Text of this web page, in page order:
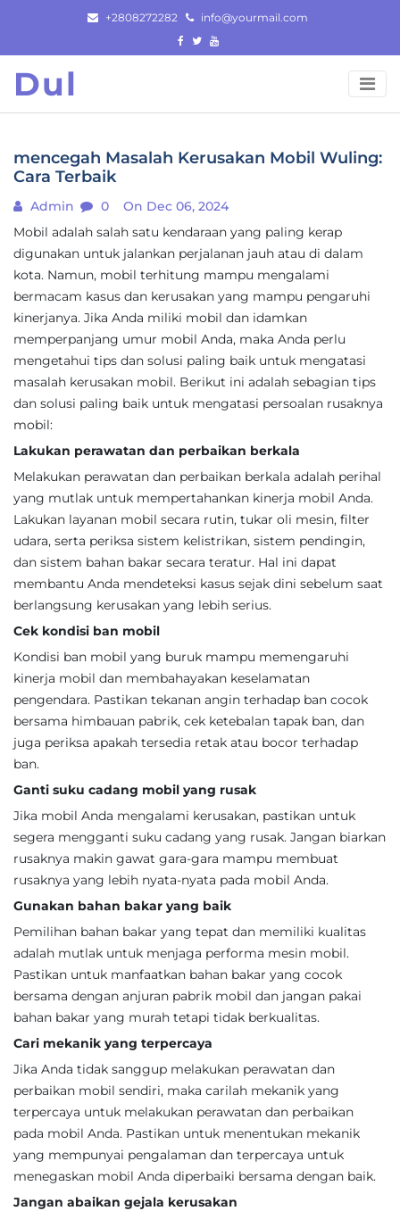
content
+2808272282 info@yourmail.com
Dul
mencegah Masalah Kerusakan Mobil Wuling:
Cara Terbaik
Admin 0
On Dec 06, 2024
Mobil adalah salah satu kendaraan yang paling kerap
digunakan untuk jalankan perjalanan jauh atau di dalam
kota. Namun, mobil terhitung mampu mengalami
bermacam kasus dan kerusakan yang mampu pengaruhi
kinerjanya. Jika Anda miliki mobil dan idamkan
memperpanjang umur mobil Anda, maka Anda perlu
mengetahui tips dan solusi paling baik untuk mengatasi
masalah kerusakan mobil. Berikut ini adalah sebagian tips
dan solusi paling baik untuk mengatasi persoalan rusaknya
mobil:
Lakukan perawatan dan perbaikan berkala
Melakukan perawatan dan perbaikan berkala adalah perihal
yang mutlak untuk mempertahankan kinerja mobil Anda.
Lakukan layanan mobil secara rutin, tukar oli mesin, filter
udara, serta periksa sistem kelistrikan, sistem pendingin,
dan sistem bahan bakar secara teratur. Hal ini dapat
membantu Anda mendeteksi kasus sejak dini sebelum saat
berlangsung kerusakan yang lebih serius.
Cek kondisi ban mobil
Kondisi ban mobil yang buruk mampu memengaruhi
kinerja mobil dan membahayakan keselamatan
pengendara. Pastikan tekanan angin terhadap ban cocok
bersama himbauan pabrik, cek ketebalan tapak ban, dan
juga periksa apakah tersedia retak atau bocor terhadap
ban.
Ganti suku cadang mobil yang rusak
Jika mobil Anda mengalami kerusakan, pastikan untuk
segera mengganti suku cadang yang rusak. Jangan biarkan
rusaknya makin gawat gara-gara mampu membuat
rusaknya yang lebih nyata-nyata pada mobil Anda.
Gunakan bahan bakar yang baik
Pemilihan bahan bakar yang tepat dan memiliki kualitas
adalah mutlak untuk menjaga performa mesin mobil.
Pastikan untuk manfaatkan bahan bakar yang cocok
bersama dengan anjuran pabrik mobil dan jangan pakai
bahan bakar yang murah tetapi tidak berkualitas.
Cari mekanik yang terpercaya
Jika Anda tidak sanggup melakukan perawatan dan
perbaikan mobil sendiri, maka carilah mekanik yang
terpercaya untuk melakukan perawatan dan perbaikan
pada mobil Anda. Pastikan untuk menentukan mekanik
yang mempunyai pengalaman dan terpercaya untuk
menegaskan mobil Anda diperbaiki bersama dengan baik.
Jangan abaikan gejala kerusakan